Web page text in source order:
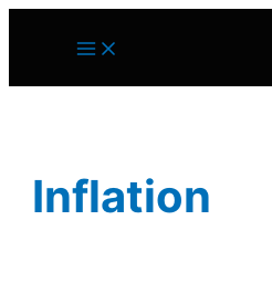
Main
Menu
Inflation